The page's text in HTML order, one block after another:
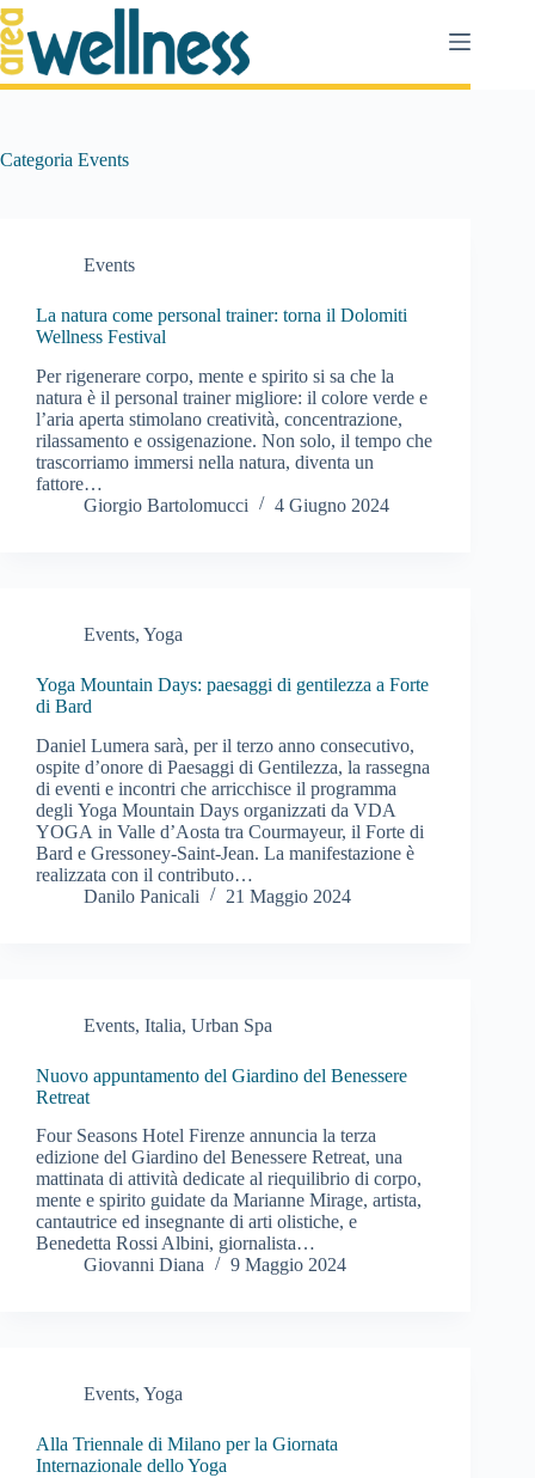
Salta
al
contenuto
Categoria Events
Events
La natura come personal trainer: torna il Dolomiti
Wellness Festival
Per rigenerare corpo, mente e spirito si sa che la
natura è il personal trainer migliore: il colore verde e
l’aria aperta stimolano creatività, concentrazione,
rilassamento e ossigenazione. Non solo, il tempo che
trascorriamo immersi nella natura, diventa un
fattore…
Giorgio Bartolomucci
4 Giugno 2024
Events, Yoga
Yoga Mountain Days: paesaggi di gentilezza a Forte
di Bard
Daniel Lumera sarà, per il terzo anno consecutivo,
ospite d’onore di Paesaggi di Gentilezza, la rassegna
di eventi e incontri che arricchisce il programma
degli Yoga Mountain Days organizzati da VDA
YOGA in Valle d’Aosta tra Courmayeur, il Forte di
Bard e Gressoney-Saint-Jean. La manifestazione è
realizzata con il contributo…
Danilo Panicali
21 Maggio 2024
Events, Italia, Urban Spa
Nuovo appuntamento del Giardino del Benessere
Retreat
Four Seasons Hotel Firenze annuncia la terza
edizione del Giardino del Benessere Retreat, una
mattinata di attività dedicate al riequilibrio di corpo,
mente e spirito guidate da Marianne Mirage, artista,
cantautrice ed insegnante di arti olistiche, e
Benedetta Rossi Albini, giornalista…
Giovanni Diana
9 Maggio 2024
Events, Yoga
Alla Triennale di Milano per la Giornata
Internazionale dello Yoga